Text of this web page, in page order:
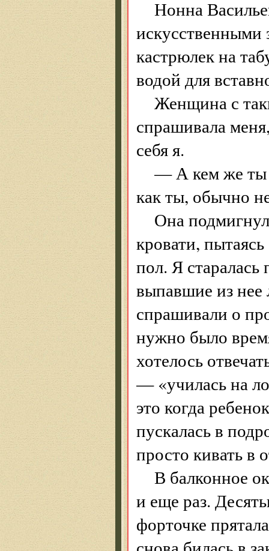
Нонна
кастрюлек на
водой для
Женщина с
спрашивала
себя я.
— А кем же ты
как ты, обычно
Она
кровати,
пол. Я старалась
выпавшие из нее
спрашивали о
нужно было
хотелось
— «училась на
это когда
пускалась в
просто кивать в
В балконное
и еще раз.
форточке